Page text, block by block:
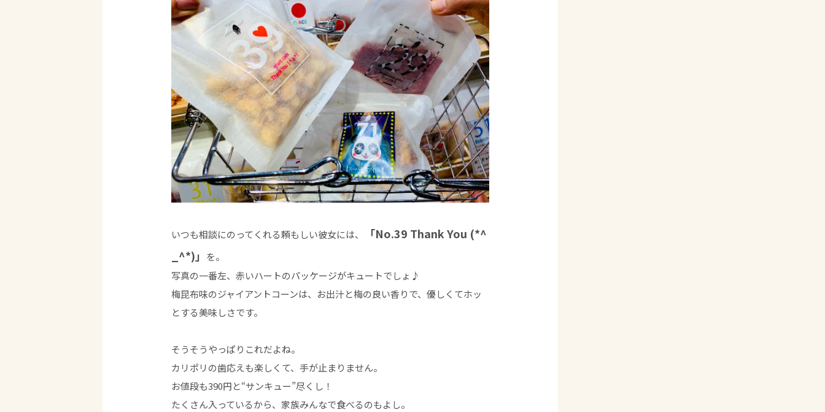
いつも相談にのってくれる頼もしい彼女には、
「No.39 Thank You (*^
_^*)」 を。
写真の一番左、赤いハートのパッケージがキュートでしょ♪
梅昆布味のジャイアントコーンは、お出汁と梅の良い香りで、優しくてホッ
とする美味しさです。
そうそうやっぱりこれだよね。
カリポリの歯応えも楽しくて、手が止まりません。
お値段も390円と“サンキュー”尽くし！
たくさん入っているから、家族みんなで食べるのもよし。